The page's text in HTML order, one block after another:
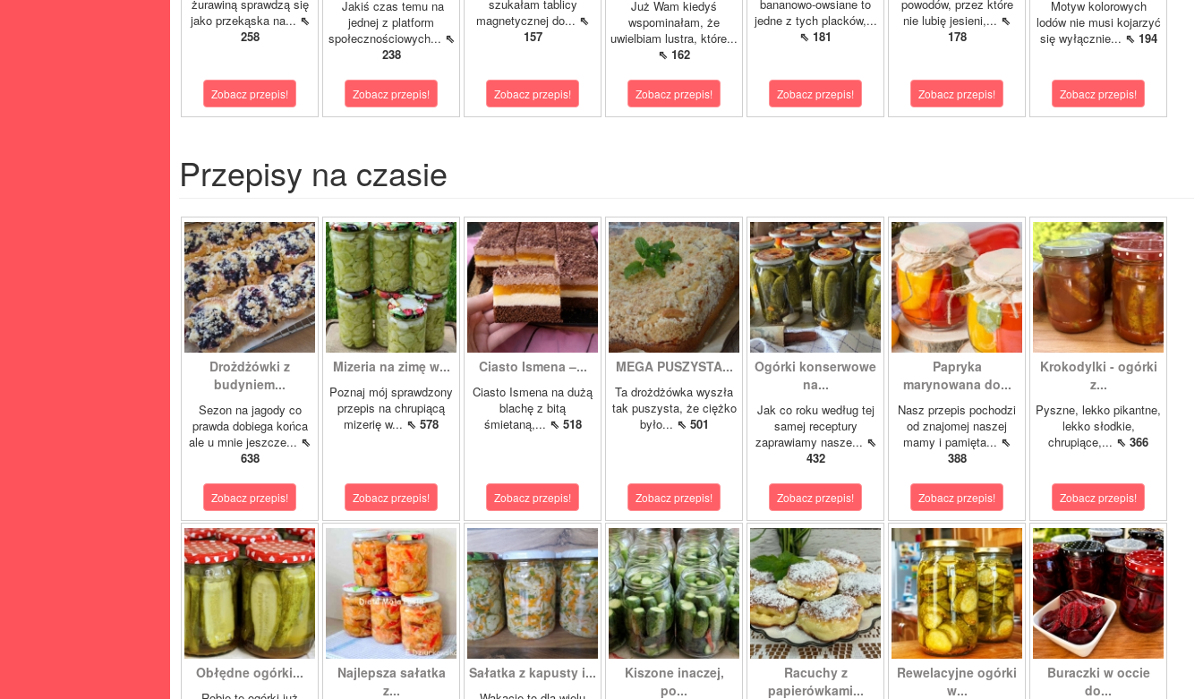
żurawiną sprawdzą się
jako przekąska na... ⇖
258
Zobacz przepis!
Jakiś czas temu na
jednej z platform
społecznościowych... ⇖
238
Zobacz przepis!
szukałam tablicy
magnetycznej do... ⇖
157
Zobacz przepis!
Już Wam kiedyś
wspominałam, że
uwielbiam lustra, które...
⇖ 162
Zobacz przepis!
bananowo-owsiane to
jedne z tych placków,...
⇖ 181
Zobacz przepis!
powodów, przez które
nie lubię jesieni,... ⇖
178
Zobacz przepis!
Motyw kolorowych
lodów nie musi kojarzyć
się wyłącznie... ⇖ 194
Zobacz przepis!
Przepisy na czasie
Drożdżówki z
budyniem...
Sezon na jagody co
prawda dobiega końca
ale u mnie jeszcze... ⇖
638
Zobacz przepis!
Mizeria na zimę w...
Poznaj mój sprawdzony
przepis na chrupiącą
mizerię w... ⇖ 578
Zobacz przepis!
Ciasto Ismena –...
Ciasto Ismena na dużą
blachę z bitą
śmietaną,... ⇖ 518
Zobacz przepis!
MEGA PUSZYSTA...
Ta drożdżówka wyszła
tak puszysta, że ciężko
było... ⇖ 501
Zobacz przepis!
Ogórki konserwowe
na...
Jak co roku według tej
samej receptury
zaprawiamy nasze... ⇖
432
Zobacz przepis!
Papryka
marynowana do...
Nasz przepis pochodzi
od znajomej naszej
mamy i pamięta... ⇖
388
Zobacz przepis!
Krokodylki - ogórki
z...
Pyszne, lekko pikantne,
lekko słodkie,
chrupiące,... ⇖ 366
Zobacz przepis!
Obłędne ogórki...
Najlepsza sałatka
z...
Sałatka z kapusty i...
Kiszone inaczej,
po...
Racuchy z
papierówkami...
Rewelacyjne ogórki
w...
Buraczki w occie
do...